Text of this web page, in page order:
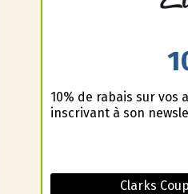
10% de rabais sur vos
inscrivant à son
Clarks